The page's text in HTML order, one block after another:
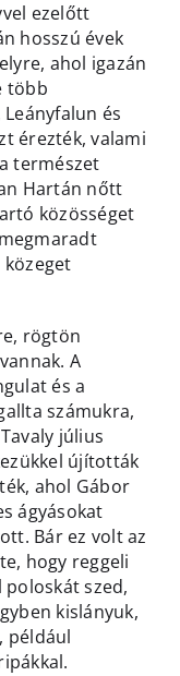
ezelőtt
hosszú évek
ahol igazán
több
és
érezték, valami
természet
Hartán nőtt
közösséget
közeget
rögtön
A
és a
számukra,
július
újították
ahol Gábor
ágyásokat
Bár ez volt az
hogy reggeli
szed,
kislányuk,
például